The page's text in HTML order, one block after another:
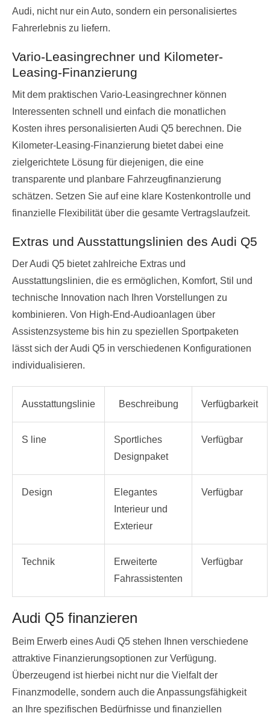
Audi, nicht nur ein Auto, sondern ein personalisiertes
Fahrerlebnis zu liefern.
Vario-Leasingrechner und Kilometer-
Leasing-Finanzierung
Mit dem praktischen Vario-Leasingrechner können
Interessenten schnell und einfach die monatlichen
Kosten ihres personalisierten Audi Q5 berechnen. Die
Kilometer-Leasing-Finanzierung bietet dabei eine
zielgerichtete Lösung für diejenigen, die eine
transparente und planbare Fahrzeugfinanzierung
schätzen. Setzen Sie auf eine klare Kostenkontrolle und
finanzielle Flexibilität über die gesamte Vertragslaufzeit.
Extras und Ausstattungslinien des Audi Q5
Der Audi Q5 bietet zahlreiche Extras und
Ausstattungslinien, die es ermöglichen, Komfort, Stil und
technische Innovation nach Ihren Vorstellungen zu
kombinieren. Von High-End-Audioanlagen über
Assistenzsysteme bis hin zu speziellen Sportpaketen
lässt sich der Audi Q5 in verschiedenen Konfigurationen
individualisieren.
Ausstattungslinie Beschreibung Verfügbarkeit
S line
Sportliches
Designpaket
Verfügbar
Design
Elegantes
Interieur und
Exterieur
Verfügbar
Technik
Erweiterte
Fahrassistenten
Verfügbar
Audi Q5 finanzieren
Beim Erwerb eines Audi Q5 stehen Ihnen verschiedene
attraktive Finanzierungsoptionen zur Verfügung.
Überzeugend ist hierbei nicht nur die Vielfalt der
Finanzmodelle, sondern auch die Anpassungsfähigkeit
an Ihre spezifischen Bedürfnisse und finanziellen